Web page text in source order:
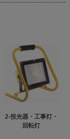
2-投光器・工事灯・
回転灯